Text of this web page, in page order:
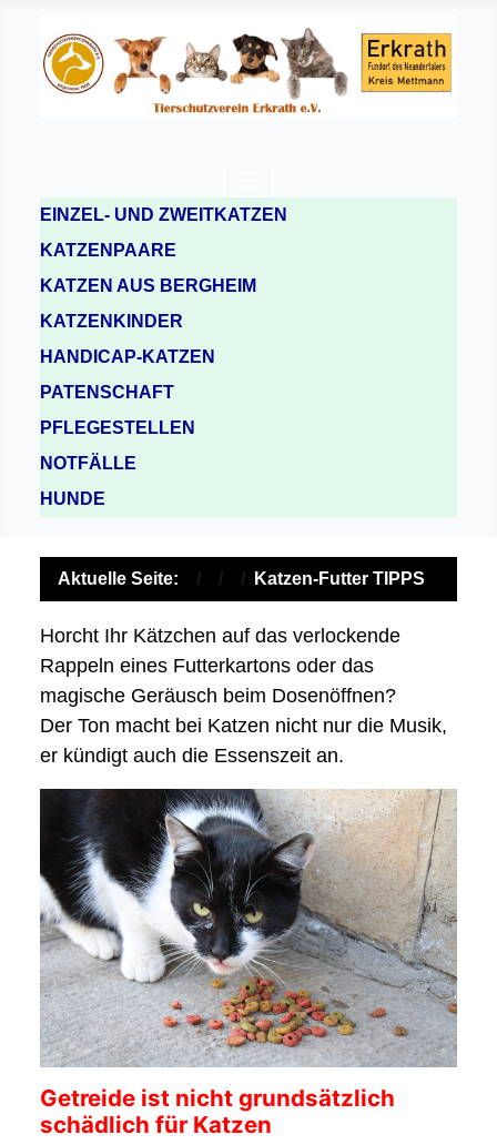
EINZEL- UND ZWEITKATZEN
KATZENPAARE
KATZEN AUS BERGHEIM
KATZENKINDER
HANDICAP-KATZEN
PATENSCHAFT
PFLEGESTELLEN
NOTFÄLLE
HUNDE
Aktuelle Seite: Katzen-Futter TIPPS
Horcht Ihr Kätzchen auf das verlockende
Rappeln eines Futterkartons oder das
magische Geräusch beim Dosenöffnen?
Der Ton macht bei Katzen nicht nur die Musik,
er kündigt auch die Essenszeit an.
Getreide ist nicht grundsätzlich
schädlich für Katzen